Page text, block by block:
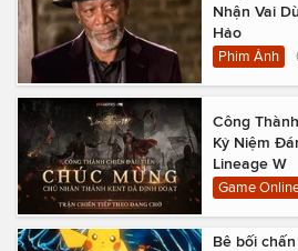
Nhận Vai
Hảo
Phim Ảnh
Công
Kỷ Niệm
Lineage W
Game
Bê bối